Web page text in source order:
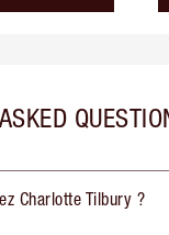
Charlotte Tilbury ?